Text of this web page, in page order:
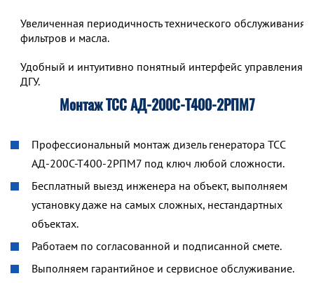
Увеличенная периодичность технического обслуживания,
фильтров и масла.
Удобный и интуитивно понятный интерфейс управления
ДГУ.
Монтаж ТСС АД-200С-Т400-2РПМ7
Профессиональный монтаж дизель генератора ТСС
АД-200С-Т400-2РПМ7 под ключ любой сложности.
Бесплатный выезд инженера на объект, выполняем
установку даже на самых сложных, нестандартных
объектах.
Работаем по согласованной и подписанной смете.
Выполняем гарантийное и сервисное обслуживание.